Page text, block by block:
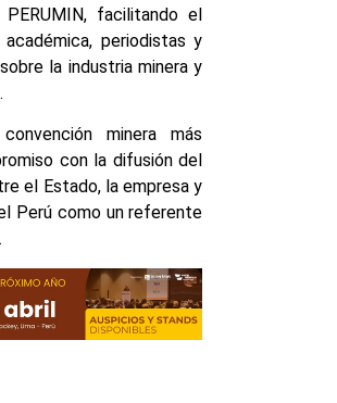
facilitando el
periodistas y
la industria minera y
minera más
con la difusión del
el Estado, la empresa y
Perú como un referente